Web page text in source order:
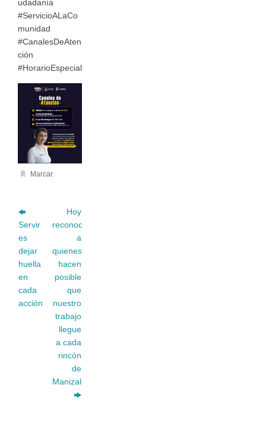
udadanía
#ServicioALaCo
munidad
#CanalesDeAten
ción
#HorarioEspecial
Marcar.
Servir
es
dejar
huella
en
cada
acción
Hoy
reconocemos
a
quienes
hacen
posible
que
nuestro
trabajo
llegue
a cada
rincón
de
Manizales